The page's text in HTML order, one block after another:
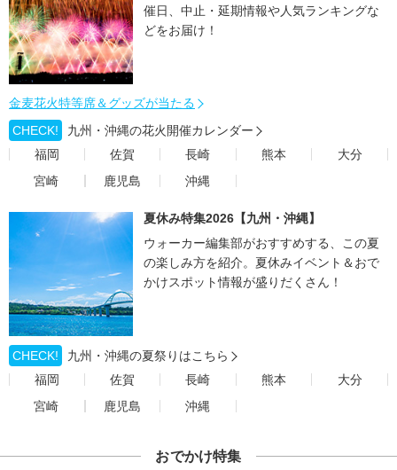
催日、中止・延期情報や人気ランキングな
どをお届け！
金麦花火特等席＆グッズが当たる
CHECK!
九州・沖縄の花火開催カレンダー
福岡
佐賀 長崎 熊本
大分
宮崎
鹿児島 沖縄
夏休み特集2026【九州・沖縄】
ウォーカー編集部がおすすめする、この夏
の楽しみ方を紹介。夏休みイベント＆おで
かけスポット情報が盛りだくさん！
CHECK!
九州・沖縄の夏祭りはこちら
福岡
佐賀 長崎 熊本
大分
宮崎
鹿児島 沖縄
おでかけ特集